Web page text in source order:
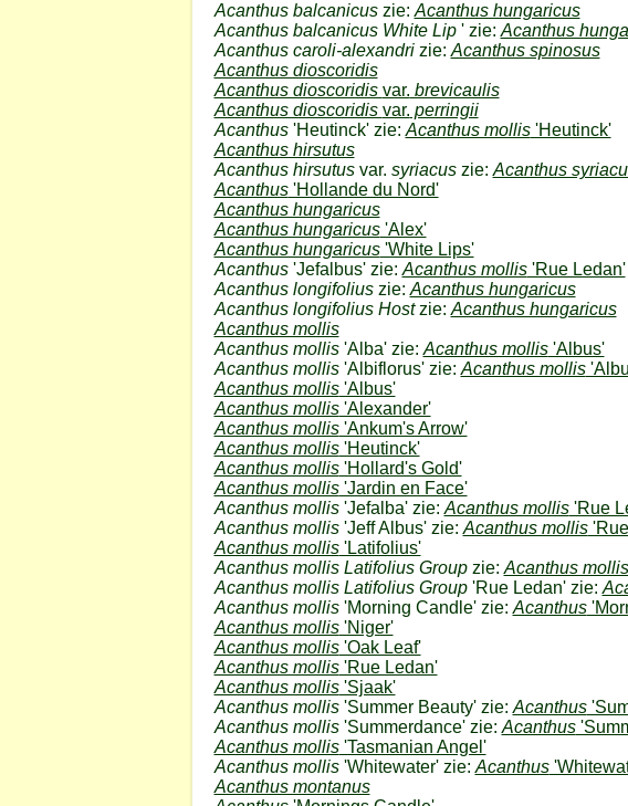
Acanthus balcanicuszie: Acanthus hungaricus
Acanthus balcanicus White Lip' zie: Acanthus
Acanthus caroli-alexandrizie: Acanthus spinosus
Acanthus dioscoridis
Acanthus dioscoridis var. brevicaulis
Acanthus dioscoridis var. perringii
Acanthus'Heutinck' zie: Acanthus mollis'Heutinck'
Acanthus hirsutus
Acanthus hirsutus var. syriacuszie: Acanthus
Acanthus'Hollande du Nord'
Acanthus hungaricus
Acanthus hungaricus'Alex'
Acanthus hungaricus'White Lips'
Acanthus'Jefalbus' zie: Acanthus mollis'Rue Ledan'
Acanthus longifoliuszie: Acanthus hungaricus
Acanthus longifolius Hostzie: Acanthus hungaricus
Acanthus mollis
Acanthus mollis'Alba' zie: Acanthus mollis'Albus'
Acanthus mollis'Albiflorus' zie: Acanthus mollis
Acanthus mollis'Albus'
Acanthus mollis'Alexander'
Acanthus mollis'Ankum's Arrow'
Acanthus mollis'Heutinck'
Acanthus mollis'Hollard's Gold'
Acanthus mollis'Jardin en Face'
Acanthus mollis'Jefalba' zie: Acanthus mollis'Rue
Acanthus mollis'Jeff Albus' zie: Acanthus mollis
Acanthus mollis'Latifolius'
Acanthus mollis Latifolius Groupzie: Acanthus mollis
Acanthus mollis Latifolius Group'Rue Ledan' zie:
Acanthus mollis'Morning Candle' zie: Acanthus
Acanthus mollis'Niger'
Acanthus mollis'Oak Leaf'
Acanthus mollis'Rue Ledan'
Acanthus mollis'Sjaak'
Acanthus mollis'Summer Beauty' zie: Acanthus
Acanthus mollis'Summerdance' zie: Acanthus
Acanthus mollis'Tasmanian Angel'
Acanthus mollis'Whitewater' zie: Acanthus
Acanthus montanus